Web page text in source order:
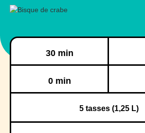
30 min
0 min
5 tasses (1,25 L)